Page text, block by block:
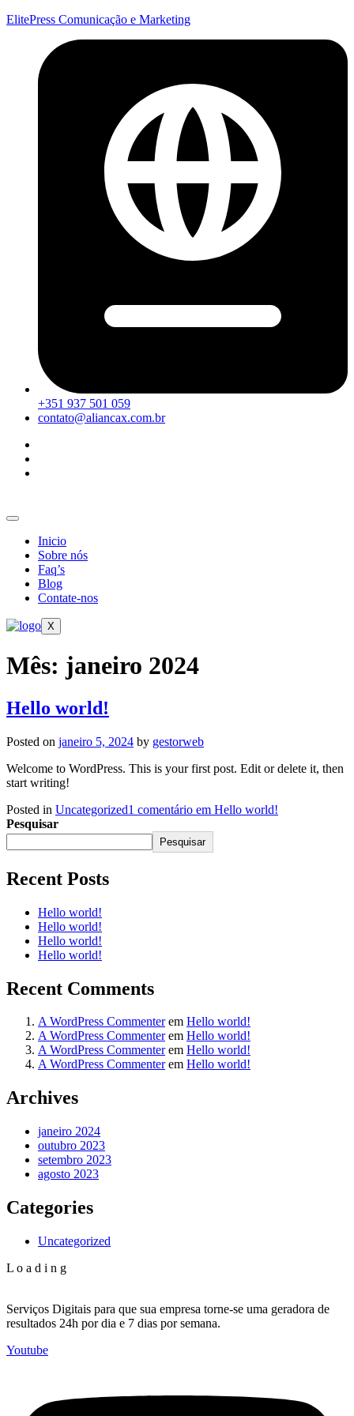
ElitePress Comunicação e Marketing
+351 937 501 059
contato@aliancax.com.br
Inicio
Sobre nós
Faq’s
Blog
Contate-nos
X
Mês: janeiro 2024
Hello world!
Posted on janeiro 5, 2024 by gestorweb
Welcome to WordPress. This is your first post. Edit or delete it, then
start writing!
Posted in Uncategorized1 comentário em Hello world!
Pesquisar
Pesquisar
Recent Posts
Hello world!
Hello world!
Hello world!
Hello world!
Recent Comments
A WordPress Commenterem Hello world!
A WordPress Commenterem Hello world!
A WordPress Commenterem Hello world!
A WordPress Commenterem Hello world!
Archives
janeiro 2024
outubro 2023
setembro 2023
agosto 2023
Categories
Uncategorized
L o a d i n g
Serviços Digitais para que sua empresa torne-se uma geradora de
resultados 24h por dia e 7 dias por semana.
Youtube